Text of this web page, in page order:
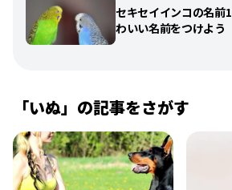
セキセイインコの名前
わいい名前をつけよう
「いぬ」の記事をさがす